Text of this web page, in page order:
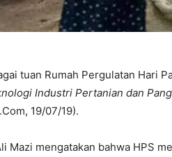
tuan Rumah Pergulatan Hari
Industri Pertanian dan
19/07/19).
Mazi mengatakan bahwa HPS